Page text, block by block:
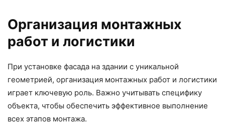
Организация монтажных
работ и логистики
При установке фасада на здании с уникальной
геометрией, организация монтажных работ и логистики
играет ключевую роль. Важно учитывать специфику
объекта, чтобы обеспечить эффективное выполнение
всех этапов монтажа.